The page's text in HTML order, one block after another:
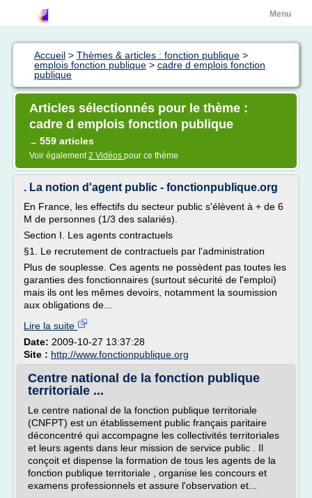
Menu
Accueil > Thèmes & articles : fonction publique >
emplois fonction publique > cadre d emplois fonction
publique
Articles sélectionnés pour le thème :
cadre d emplois fonction publique
→ 559 articles
Voir également2 Vidéos pour ce thème
. La notion d'agent public - fonctionpublique.org
En France, les effectifs du secteur public s'élèvent à + de 6
M de personnes (1/3 des salariés).
Section I. Les agents contractuels
§1. Le recrutement de contractuels par l'administration
Plus de souplesse. Ces agents ne possèdent pas toutes les
garanties des fonctionnaires (surtout sécurité de l'emploi)
mais ils ont les mêmes devoirs, notamment la soumission
aux obligations de...
Lire la suite
Date: 2009-10-27 13:37:28
Site : http://www.fonctionpublique.org
Centre national de la fonction publique
territoriale ...
Le centre national de la fonction publique territoriale
(CNFPT) est un établissement public français paritaire
déconcentré qui accompagne les collectivités territoriales
et leurs agents dans leur mission de service public . Il
conçoit et dispense la formation de tous les agents de la
fonction publique territoriale , organise les concours et
examens professionnels et assure l'observation et...